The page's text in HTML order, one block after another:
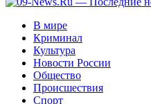
В мире
Криминал
Культура
Новости России
Общество
Происшествия
Спорт